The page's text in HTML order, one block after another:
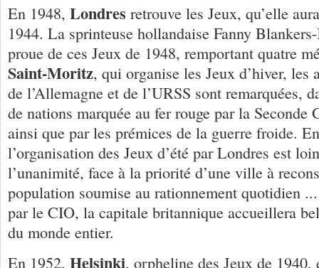
En 1948, Londres retrouve les Jeux, qu’elle
1944. La sprinteuse hollandaise Fanny
proue de ces Jeux de 1948, remportant quatre
Saint-Moritz, qui organise les Jeux d’hiver, les
de l’Allemagne et de l’URSS sont remarquées,
de nations marquée au fer rouge par la Seconde
ainsi que par les prémices de la guerre froide.
l’organisation des Jeux d’été par Londres est
l’unanimité, face à la priorité d’une ville à
population soumise au rationnement quotidien
par le CIO, la capitale britannique accueillera
du monde entier.
En 1952, Helsinki, orpheline des Jeux de 1940,